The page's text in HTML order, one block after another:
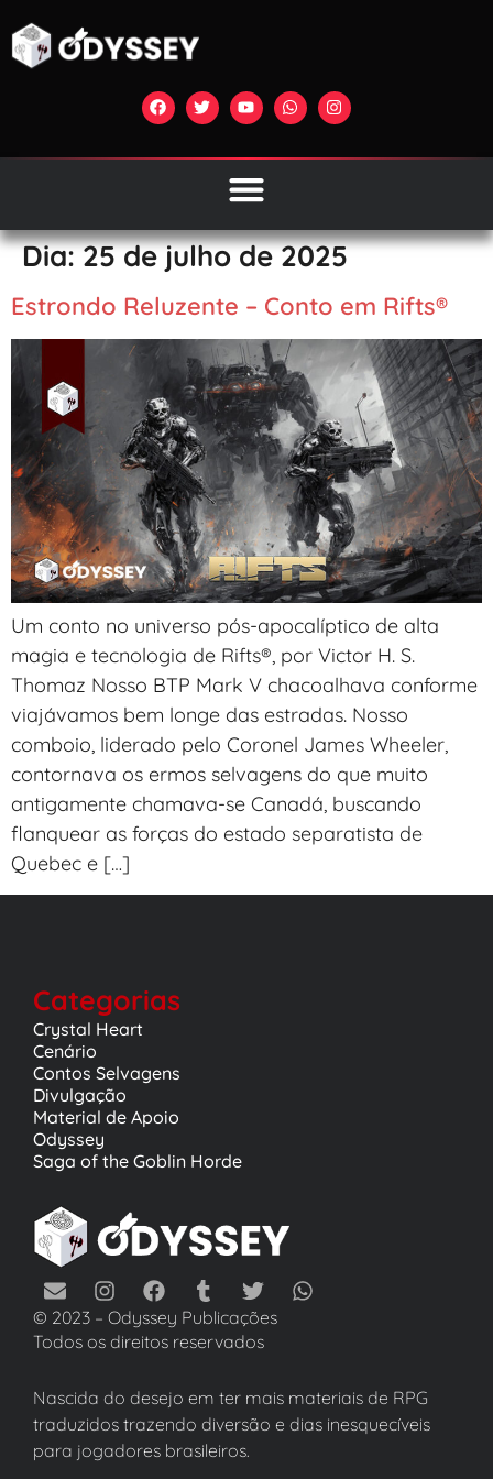
Dia:25 de julho de 2025
Estrondo Reluzente – Conto em Rifts®
Um conto no universo pós-apocalíptico de alta
magia e tecnologia de Rifts®, por Victor H. S.
Thomaz Nosso BTP Mark V chacoalhava conforme
viajávamos bem longe das estradas. Nosso
comboio, liderado pelo Coronel James Wheeler,
contornava os ermos selvagens do que muito
antigamente chamava-se Canadá, buscando
flanquear as forças do estado separatista de
Quebec e […]
Categorias
Crystal Heart
Cenário
Contos Selvagens
Divulgação
Material de Apoio
Odyssey
Saga of the Goblin Horde
© 2023 – Odyssey Publicações
Todos os direitos reservados
Nascida do desejo em ter mais materiais de RPG
traduzidos trazendo diversão e dias inesquecíveis
para jogadores brasileiros.